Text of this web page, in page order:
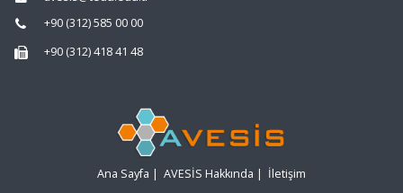
+90 (312) 585 00 00
+90 (312) 418 41 48
Ana Sayfa | AVESİS Hakkında | İletişim